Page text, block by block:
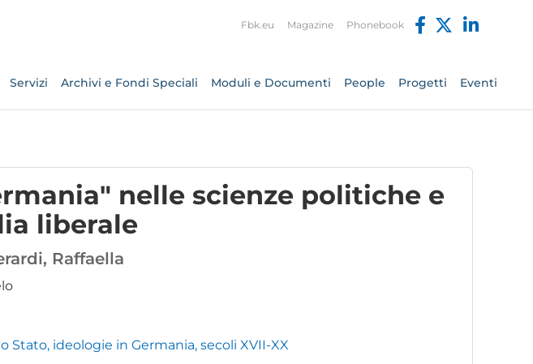
Fbk.eu Magazine Phonebook
Servizi Archivi e Fondi Speciali Moduli e Documenti People Progetti Eventi
nelle scienze politiche e
liberale
Raffaella
Stato, ideologie in Germania, secoli XVII-XX